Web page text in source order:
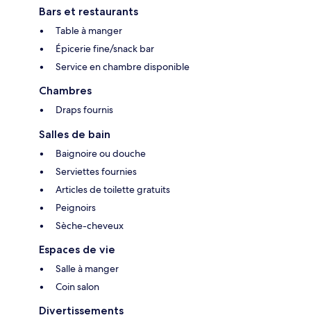
Bars et restaurants
Table à manger
Épicerie fine/snack bar
Service en chambre disponible
Chambres
Draps fournis
Salles de bain
Baignoire ou douche
Serviettes fournies
Articles de toilette gratuits
Peignoirs
Sèche-cheveux
Espaces de vie
Salle à manger
Coin salon
Divertissements